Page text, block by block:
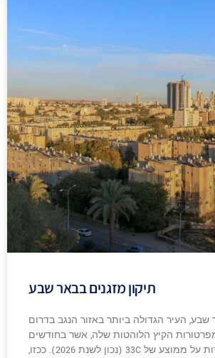
תיקון מזגנים בבאר שבע
שבע, העיר הגדולה ביותר באזור הנגב בדרום
הקיץ הלוהטות שלה, אשר בחודשים
יולי-אוגוסט עומדות על ממוצע של 33C (נכון לשנת 2026). ככזו,